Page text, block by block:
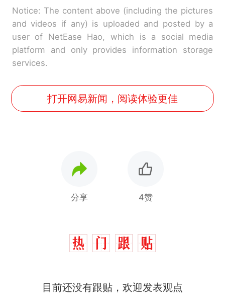
Notice: The content above (including the pictures
and videos if any) is uploaded and posted by a
user of NetEase Hao, which is a social media
platform and only provides information storage
services.
打开网易新闻，阅读体验更佳
分享 4赞
目前还没有跟贴，欢迎发表观点